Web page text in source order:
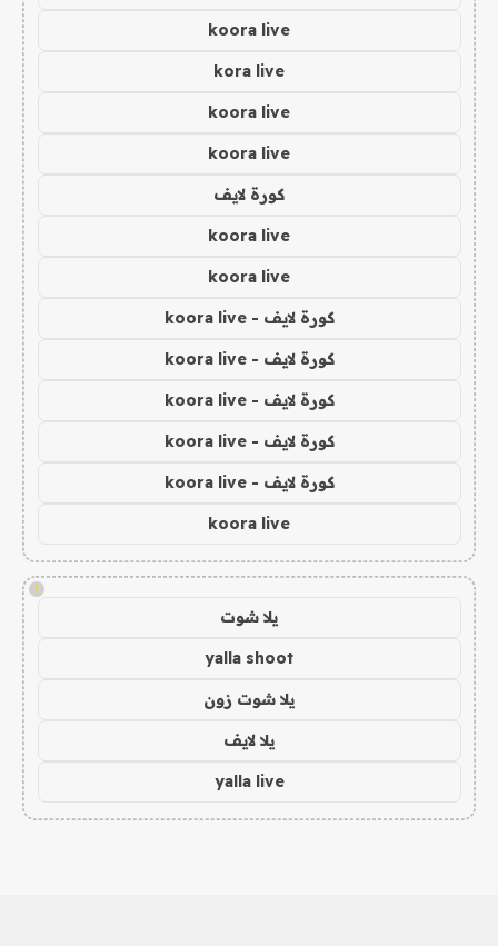
koora live
kora live
koora live
koora live
كورة لايف
koora live
koora live
كورة لايف - koora live
كورة لايف - koora live
كورة لايف - koora live
كورة لايف - koora live
كورة لايف - koora live
koora live
!
يلا شوت
yalla shoot
يلا شوت زون
يلا لايف
yalla live